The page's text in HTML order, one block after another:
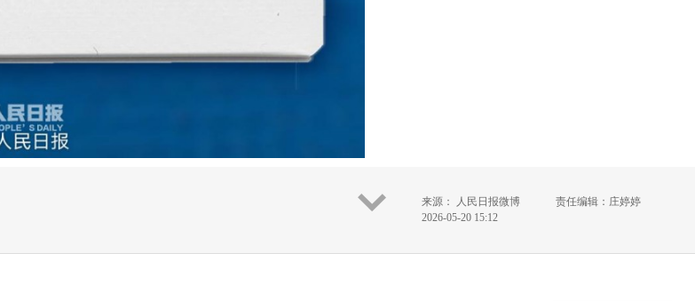
来源： 人民日报微博
2026-05-20 15:12
责任编辑：庄婷婷